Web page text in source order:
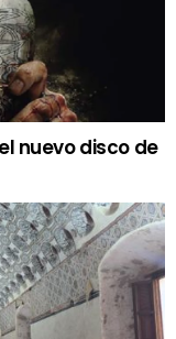
nuevo disco de